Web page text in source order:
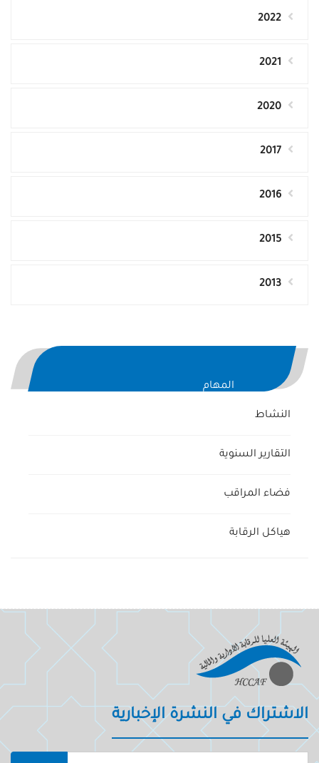
2022
2021
2020
2017
2016
2015
2013
المهام
النشاط
التقارير السنوية
فضاء المراقب
هياكل الرقابة
الاشتراك في النشرة الإخبارية